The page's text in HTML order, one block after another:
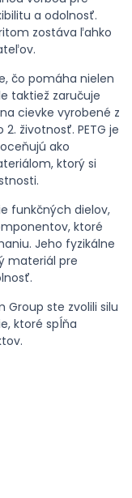
a odolnosť.
zostáva ľahko
čo pomáha nielen
taktiež zaručuje
cievke vyrobené z
životnosť. PETG je
ako
ktorý si
funkčných dielov,
ktoré
Jeho fyzikálne
materiál pre
Group ste zvolili silu
ktoré spĺňa